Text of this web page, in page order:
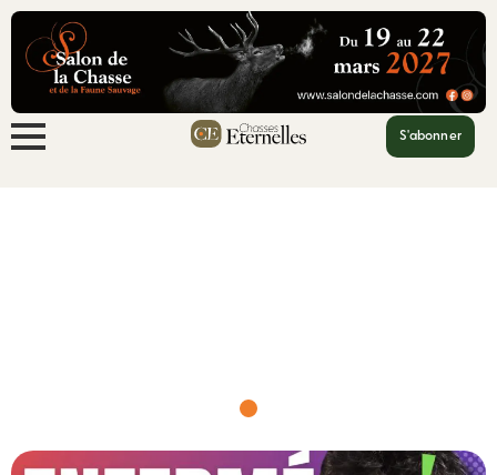
S'abonner